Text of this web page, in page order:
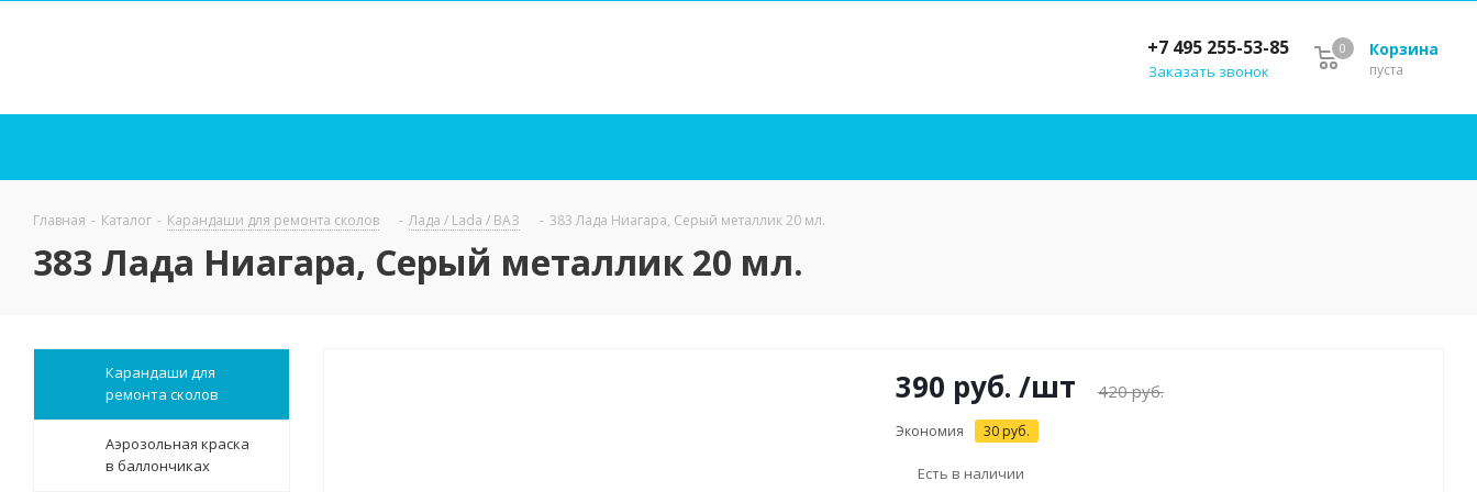
Корзина
пуста
0
+7 495 255-53-85
Заказать звонок
Главная - Каталог - Карандаши для ремонта сколов - Лада / Lada / ВАЗ - 383 Лада Ниагара, Серый металлик 20 мл.
383 Лада Ниагара, Серый металлик 20 мл.
390 руб. /шт 420руб.
Экономия 30 руб.
Есть в наличии
Карандаши для
ремонта сколов
Аэрозольная краска
в баллончиках